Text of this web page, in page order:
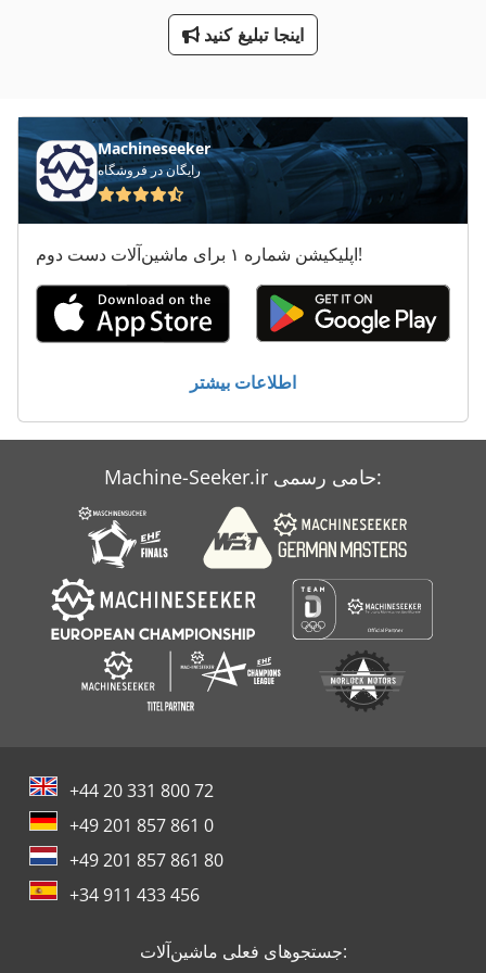
پنیر کتری مینی کارخانه لبنیاینجا تبلیغ کنید
Machineseeker
رایگان در فروشگاه
اپلیکیشن شماره ۱ برای ماشین‌آلات دست دوم!
اطلاعات بیشتر
Machine-Seeker.ir حامی رسمی:
+44 20 331 800 72
+49 201 857 861 0
+49 201 857 861 80
+34 911 433 456
جستجوهای فعلی ماشین‌آلات: